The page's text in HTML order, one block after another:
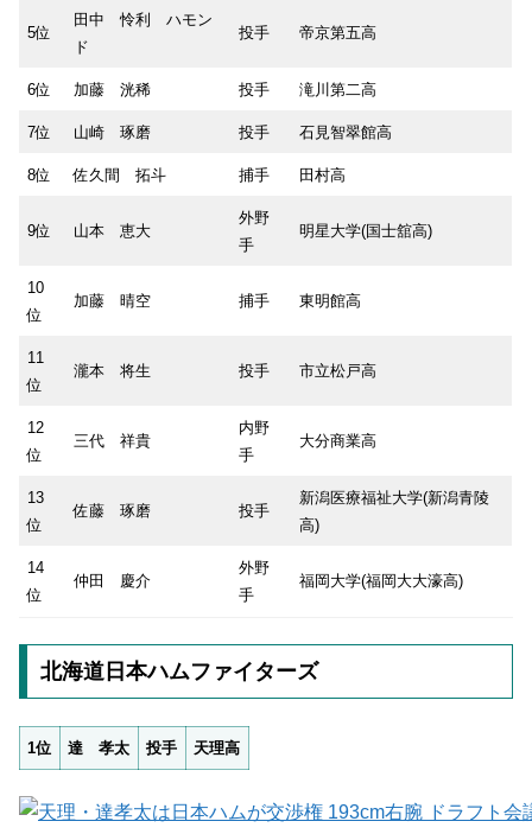
5位
田中 怜利 ハモン
ド
投手 帝京第五高
6位 加藤 洸稀 投手 滝川第二高
7位 山崎 琢磨 投手 石見智翠館高
8位 佐久間 拓斗 捕手 田村高
9位 山本 恵大
外野
手
明星大学(国士舘高)
10
位
加藤 晴空 捕手 東明館高
11
位
瀧本 将生 投手 市立松戸高
12
位
三代 祥貴
内野
手
大分商業高
13
位
佐藤 琢磨 投手
新潟医療福祉大学(新潟青陵
高)
14
位
仲田 慶介
外野
手
福岡大学(福岡大大濠高)
北海道日本ハムファイターズ
1位 達 孝太 投手 天理高